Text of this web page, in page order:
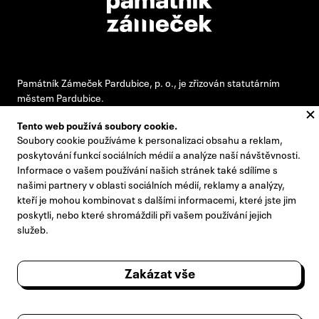
Památník Zámeček Pardubice, p. o., je zřizován statutárním
městem Pardubice.
#pamatnikzamecek
zamecek@zamecek-memorial.cz
+420 732 895 221
Kontakty
Pro novináře
Výroční zprávy
Tento web používá soubory cookie.
Soubory cookie používáme k personalizaci obsahu a reklam,
poskytování funkcí sociálních médií a analýze naší návštěvnosti.
Informace o vašem používání našich stránek také sdílíme s
našimi partnery v oblasti sociálních médií, reklamy a analýzy,
kteří je mohou kombinovat s dalšími informacemi, které jste jim
poskytli, nebo které shromáždili při vašem používání jejich
služeb.
Zakázat vše